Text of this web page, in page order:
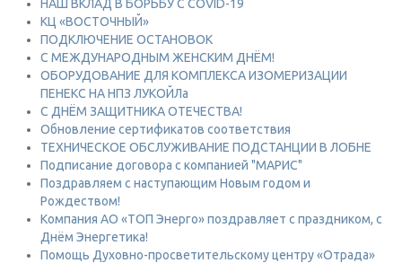
НАШ ВКЛАД В БОРЬБУ С COVID-19
КЦ «ВОСТОЧНЫЙ»
ПОДКЛЮЧЕНИЕ ОСТАНОВОК
С МЕЖДУНАРОДНЫМ ЖЕНСКИМ ДНЁМ!
ОБОРУДОВАНИЕ ДЛЯ КОМПЛЕКСА ИЗОМЕРИЗАЦИИ
ПЕНЕКС НА НПЗ ЛУКОЙЛа
С ДНЁМ ЗАЩИТНИКА ОТЕЧЕСТВА!
Обновление сертификатов соответствия
ТЕХНИЧЕСКОЕ ОБСЛУЖИВАНИЕ ПОДСТАНЦИИ В ЛОБНЕ
Подписание договора с компанией "МАРИС"
Поздравляем с наступающим Новым годом и
Рождеством!
Компания АО «ТОП Энерго» поздравляет с праздником, с
Днём Энергетика!
Помощь Духовно-просветительскому центру «Отрада»